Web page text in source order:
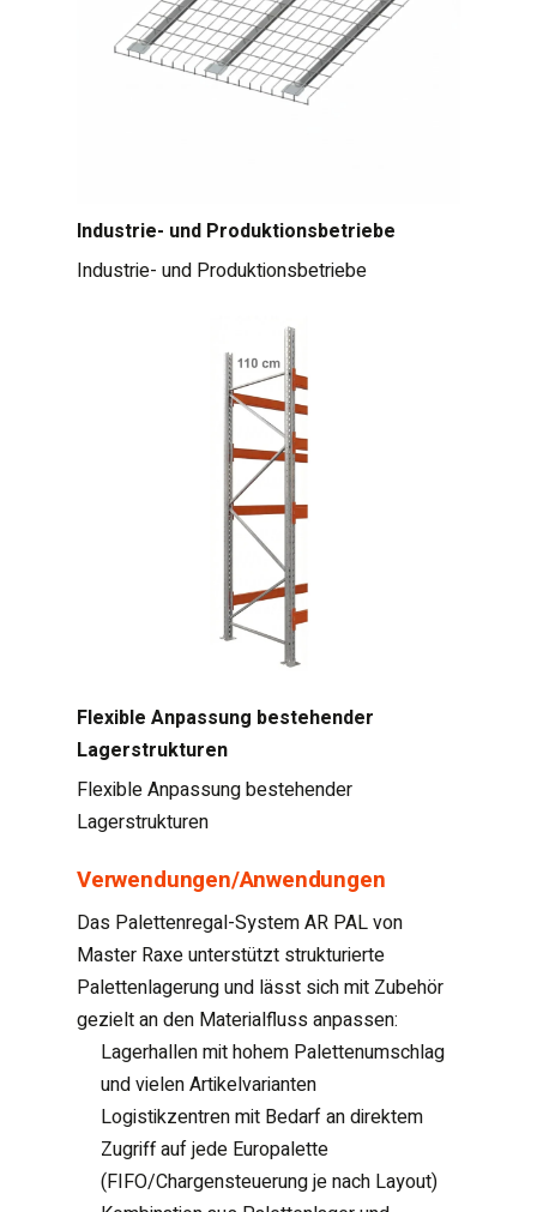
Industrie- und Produktionsbetriebe
Industrie- und Produktionsbetriebe
Flexible Anpassung bestehender
Lagerstrukturen
Flexible Anpassung bestehender
Lagerstrukturen
Verwendungen/Anwendungen
Das Palettenregal-System AR PAL von
Master Raxe unterstützt strukturierte
Palettenlagerung und lässt sich mit Zubehör
gezielt an den Materialfluss anpassen:
Lagerhallen mit hohem Palettenumschlag
und vielen Artikelvarianten
Logistikzentren mit Bedarf an direktem
Zugriff auf jede Europalette
(FIFO/Chargensteuerung je nach Layout)